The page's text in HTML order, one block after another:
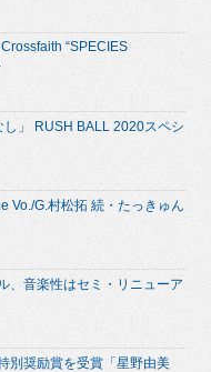
“SPECIES
」 RUSH BALL 2020スペシ
Vo./G.村松拓 続・たっきゅん
、音楽性はセミ・リニューア
別奨励賞を受賞「星野由美